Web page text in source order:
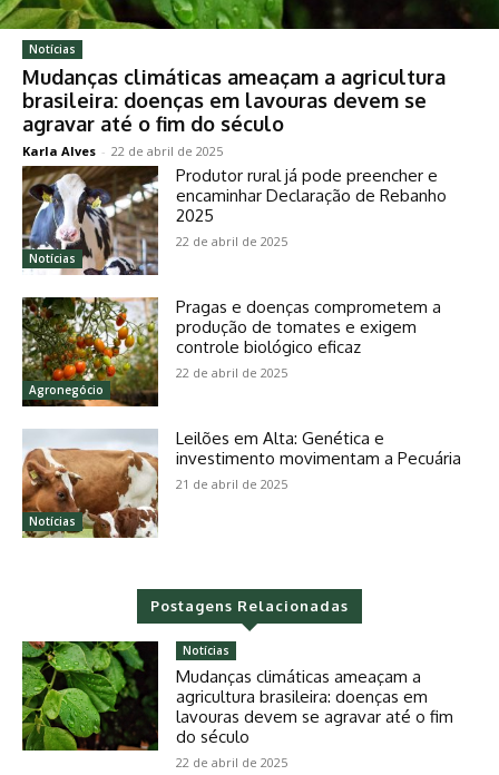
Notícias
Mudanças climáticas ameaçam a agricultura
brasileira: doenças em lavouras devem se
agravar até o fim do século
Karla Alves - 22 de abril de 2025
Notícias
Produtor rural já pode preencher e
encaminhar Declaração de Rebanho
2025
22 de abril de 2025
Agronegócio
Pragas e doenças comprometem a
produção de tomates e exigem
controle biológico eficaz
22 de abril de 2025
Notícias
Leilões em Alta: Genética e
investimento movimentam a Pecuária
21 de abril de 2025
Postagens Relacionadas
Notícias
Mudanças climáticas ameaçam a
agricultura brasileira: doenças em
lavouras devem se agravar até o fim
do século
22 de abril de 2025